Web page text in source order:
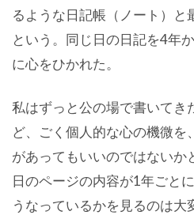
るような日記帳（ノート）と
という。同じ日の日記を4年
に心をひかれた。
私はずっと公の場で書いてき
ど、ごく個人的な心の機微を
があってもいいのではないか
日のページの内容が1年ごと
うなっているかを見るのは大